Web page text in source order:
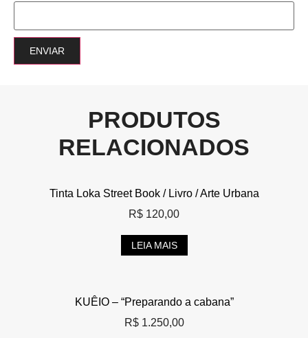
PRODUTOS
RELACIONADOS
Tinta Loka Street Book / Livro / Arte Urbana
R$ 120,00
LEIA MAIS
KUÊIO – “Preparando a cabana”
R$1.250,00